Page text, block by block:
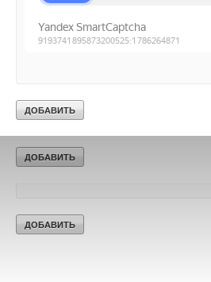
Текст комментария